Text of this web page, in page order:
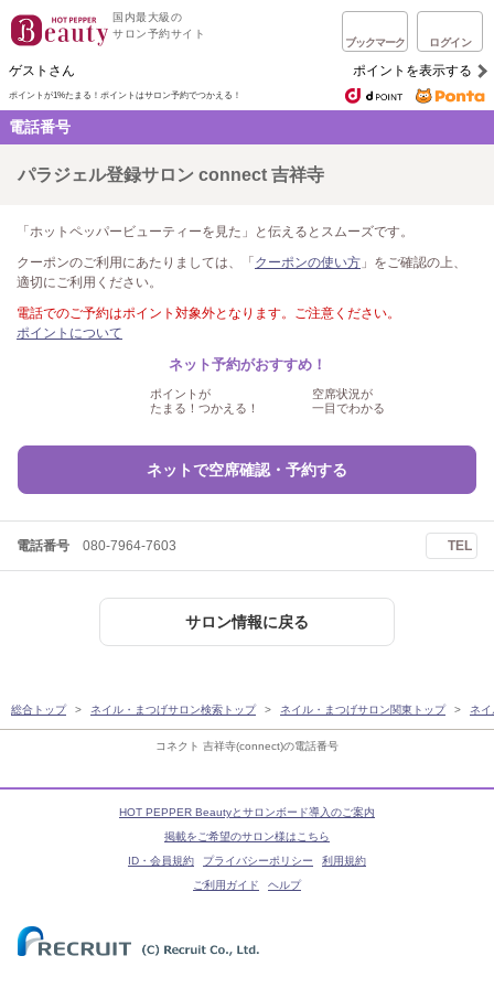
国内最大級の
サロン予約サイト
ブックマーク ログイン
ゲストさん ポイントを表示する
ポイントが1%たまる！ ポイントはサロン予約でつかえる！
電話番号
コネクト 吉祥寺(connect)の電話番号
パラジェル登録サロン connect 吉祥寺
「ホットペッパービューティーを見た」と伝えるとスムーズです。
クーポンのご利用にあたりましては、「 クーポンの使い方 」をご確認の上、
適切にご利用ください。
電話でのご予約はポイント対象外となります。ご注意ください。
ポイントについて
ネット予約がおすすめ！
ポイントが
たまる！つかえる！
空席状況が
一目でわかる
ネットで空席確認・予約する
電話番号 080-7964-7603 TEL
サロン情報に戻る
総合トップ ネイル・まつげサロン検索トップ ネイル・まつげサロン関東トップ ネ
HOT PEPPER Beautyとサロンボード導入のご案内
掲載をご希望のサロン様はこちら
ID・会員規約
プライバシーポリシー
利用規約
ご利用ガイド
ヘルプ